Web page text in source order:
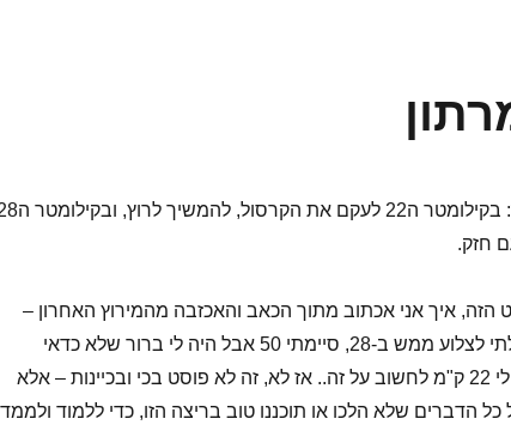
השיטה הטובה ביותר: בקילומטר ה22 לעקם את הקרסול, להמשיך
חזק.
איך אני אכתוב מתוך הכאב והאכזבה מהמירוץ האחרון –
יצאתי ל100 ק"מ, התחלתי לצלוע ממש ב-28, סיימתי 50 אבל היה לי ברור שלא כדאי
להמשיך לעוד 50 – והיו לי 22 ק"מ לחשוב על זה.. אז לא, זה לא פוסט בכי ובכיינות – אלא
הדברים שלא הלכו או תוכננו טוב בריצה הזו, כדי ללמוד ולממד